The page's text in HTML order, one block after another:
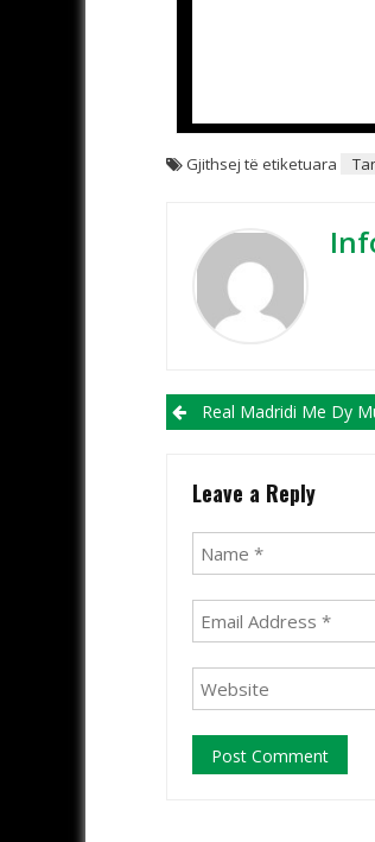
Gjithsej të etiketuara
Post navigation
Real Madridi Me Dy Mungesa Të
Leave a Reply